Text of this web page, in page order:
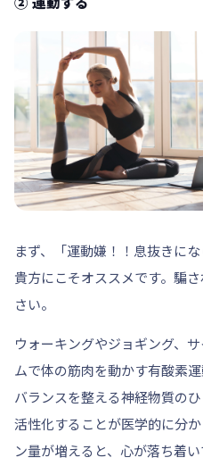
まず、「運動嫌！！息抜きに
貴方にこそオススメです。騙
さい。
ウォーキングやジョギング、
ムで体の筋肉を動かす有酸素
バランスを整える神経物質の
活性化することが医学的に分
ン量が増えると、心が落ち着